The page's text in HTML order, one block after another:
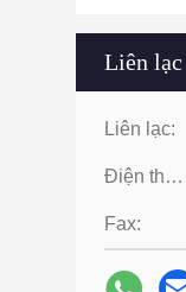
Liên lạc
Liên lạc:
Điện thoại:
Fax: